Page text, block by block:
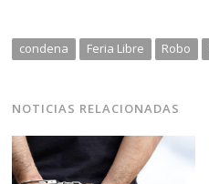
condena Feria Libre Robo
NOTICIAS RELACIONADAS
de
entradas